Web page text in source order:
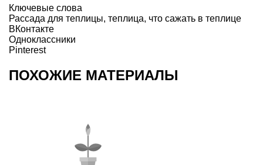
Ключевые слова
Рассада для теплицы, теплица, что сажать в теплице
ВКонтакте
Одноклассники
Pinterest
ПОХОЖИЕ МАТЕРИАЛЫ